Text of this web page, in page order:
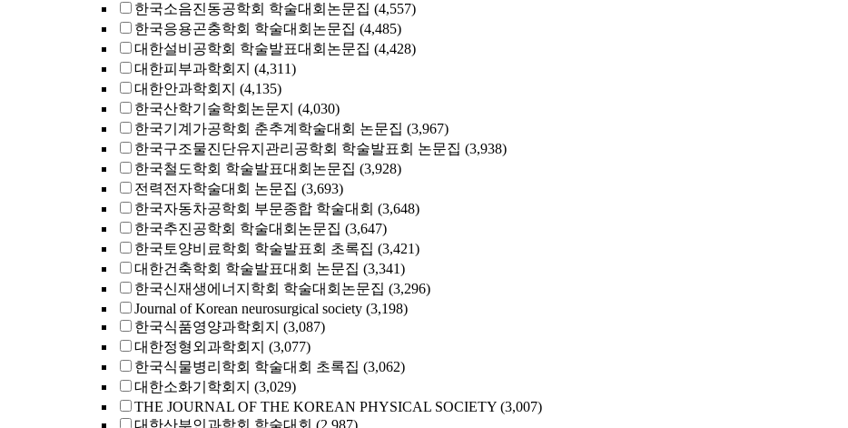
한국소음진동공학회 학술대회논문집 (4,557)
한국응용곤충학회 학술대회논문집 (4,485)
대한설비공학회 학술발표대회논문집 (4,428)
대한피부과학회지 (4,311)
대한안과학회지 (4,135)
한국산학기술학회논문지 (4,030)
한국기계가공학회 춘추계학술대회 논문집 (3,967)
한국구조물진단유지관리공학회 학술발표회 논문집 (3,938)
한국철도학회 학술발표대회논문집 (3,928)
전력전자학술대회 논문집 (3,693)
한국자동차공학회 부문종합 학술대회 (3,648)
한국추진공학회 학술대회논문집 (3,647)
한국토양비료학회 학술발표회 초록집 (3,421)
대한건축학회 학술발표대회 논문집 (3,341)
한국신재생에너지학회 학술대회논문집 (3,296)
Journal of Korean neurosurgical society (3,198)
한국식품영양과학회지 (3,087)
대한정형외과학회지 (3,077)
한국식물병리학회 학술대회 초록집 (3,062)
대한소화기학회지 (3,029)
THE JOURNAL OF THE KOREAN PHYSICAL SOCIETY (3,007)
대한산부인과학회 학술대회 (2,987)